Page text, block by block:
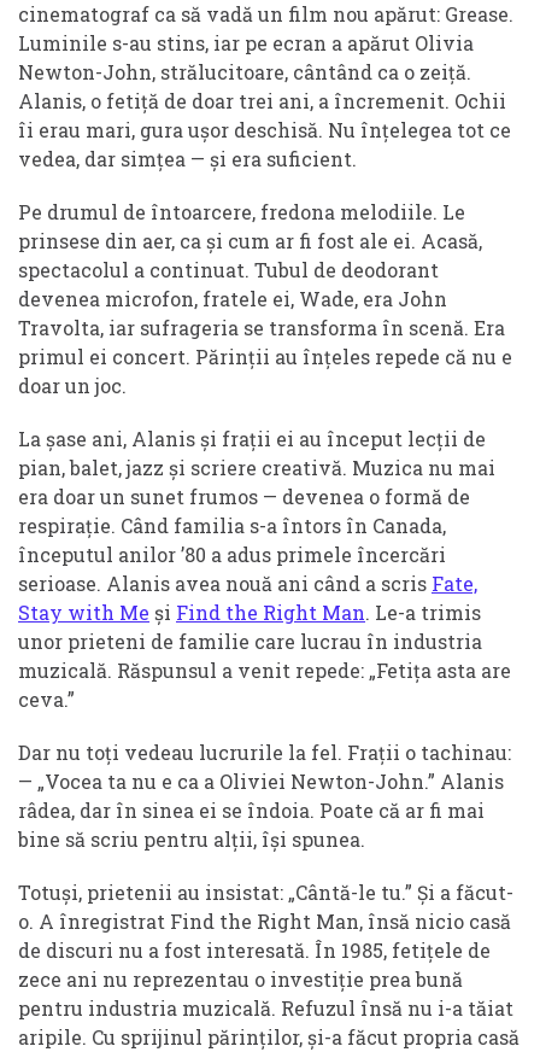
cinematograf ca să vadă un film nou apărut: Grease.
Luminile s-au stins, iar pe ecran a apărut Olivia
Newton-John, strălucitoare, cântând ca o zeiță.
Alanis, o fetiță de doar trei ani, a încremenit. Ochii
îi erau mari, gura ușor deschisă. Nu înțelegea tot ce
vedea, dar simțea — și era suficient.
Pe drumul de întoarcere, fredona melodiile. Le
prinsese din aer, ca și cum ar fi fost ale ei. Acasă,
spectacolul a continuat. Tubul de deodorant
devenea microfon, fratele ei, Wade, era John
Travolta, iar sufrageria se transforma în scenă. Era
primul ei concert. Părinții au înțeles repede că nu e
doar un joc.
La șase ani, Alanis și frații ei au început lecții de
pian, balet, jazz și scriere creativă. Muzica nu mai
era doar un sunet frumos — devenea o formă de
respirație. Când familia s-a întors în Canada,
începutul anilor ’80 a adus primele încercări
serioase. Alanis avea nouă ani când a scris Fate,
Stay with Me și Find the Right Man. Le-a trimis
unor prieteni de familie care lucrau în industria
muzicală. Răspunsul a venit repede: „Fetița asta are
ceva.”
Dar nu toți vedeau lucrurile la fel. Frații o tachinau:
— „Vocea ta nu e ca a Oliviei Newton-John.” Alanis
râdea, dar în sinea ei se îndoia. Poate că ar fi mai
bine să scriu pentru alții, își spunea.
Totuși, prietenii au insistat: „Cântă-le tu.” Și a făcut-
o. A înregistrat Find the Right Man, însă nicio casă
de discuri nu a fost interesată. În 1985, fetițele de
zece ani nu reprezentau o investiție prea bună
pentru industria muzicală. Refuzul însă nu i-a tăiat
aripile. Cu sprijinul părinților, și-a făcut propria casă